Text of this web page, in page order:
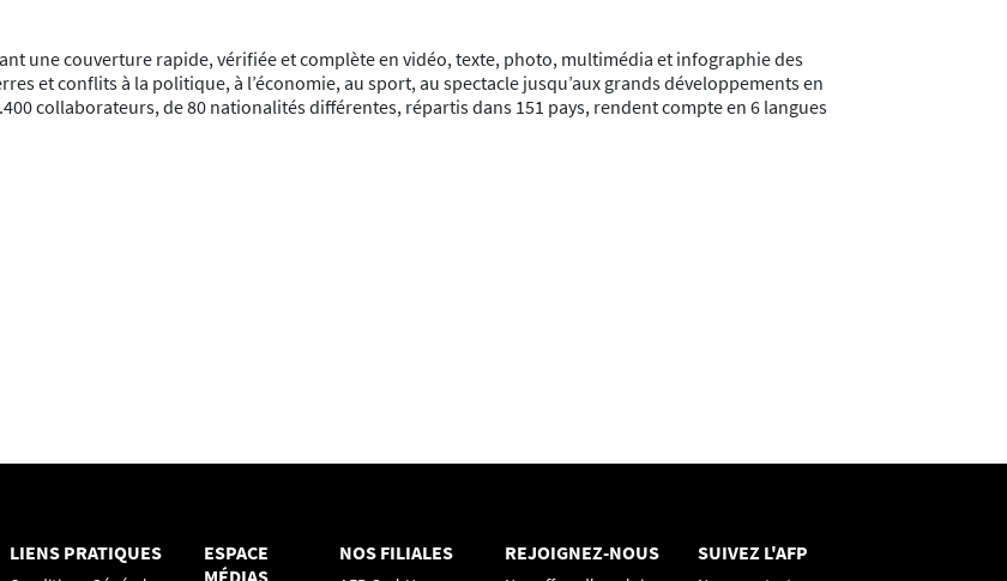
une couverture rapide, vérifiée et complète en vidéo, texte, photo, multimédia et infographie des
et conflits à la politique, à l’économie, au sport, au spectacle jusqu’aux grands développements en
collaborateurs, de 80 nationalités différentes, répartis dans 151 pays, rendent compte en 6 langues
LIENS PRATIQUES
ESPACE
MÉDIAS
NOS FILIALES REJOIGNEZ-NOUS SUIVEZ L'AFP